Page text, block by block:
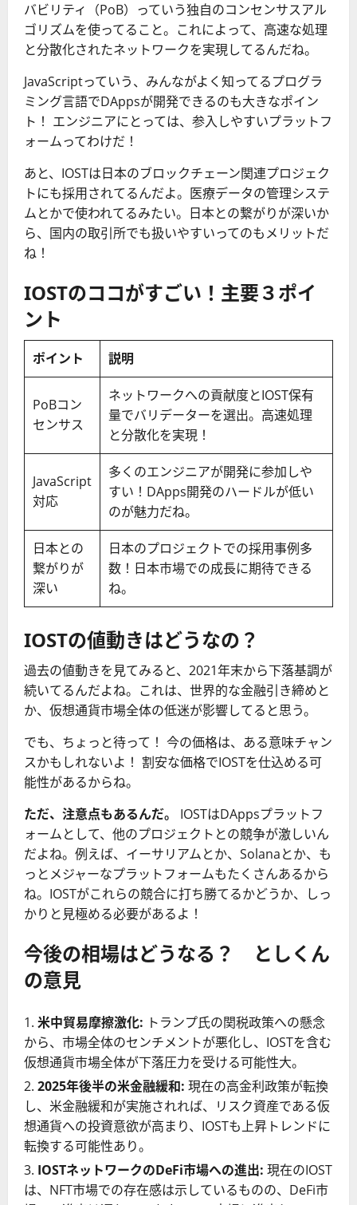
バビリティ（PoB）っていう独自のコンセンサスアル
ゴリズムを使ってること。これによって、高速な処理
と分散化されたネットワークを実現してるんだね。
JavaScriptっていう、みんながよく知ってるプログラ
ミング言語でDAppsが開発できるのも大きなポイン
ト！ エンジニアにとっては、参入しやすいプラットフ
ォームってわけだ！
あと、IOSTは日本のブロックチェーン関連プロジェク
トにも採用されてるんだよ。医療データの管理システ
ムとかで使われてるみたい。日本との繋がりが深いか
ら、国内の取引所でも扱いやすいってのもメリットだ
ね！
IOSTのココがすごい！主要３ポイ
ント
ポイント 説明
PoBコン
センサス
ネットワークへの貢献度とIOST保有
量でバリデーターを選出。高速処理
と分散化を実現！
JavaScript
対応
多くのエンジニアが開発に参加しや
すい！DApps開発のハードルが低い
のが魅力だね。
日本との
繋がりが
深い
日本のプロジェクトでの採用事例多
数！日本市場での成長に期待できる
ね。
IOSTの値動きはどうなの？
過去の値動きを見てみると、2021年末から下落基調が
続いてるんだよね。これは、世界的な金融引き締めと
か、仮想通貨市場全体の低迷が影響してると思う。
でも、ちょっと待って！ 今の価格は、ある意味チャン
スかもしれないよ！ 割安な価格でIOSTを仕込める可
能性があるからね。
ただ、注意点もあるんだ。
IOSTはDAppsプラットフ
ォームとして、他のプロジェクトとの競争が激しいん
だよね。例えば、イーサリアムとか、Solanaとか、も
っとメジャーなプラットフォームもたくさんあるから
ね。IOSTがこれらの競合に打ち勝てるかどうか、しっ
かりと見極める必要があるよ！
今後の相場はどうなる？ としくん
の意見
米中貿易摩擦激化: トランプ氏の関税政策への懸念
から、市場全体のセンチメントが悪化し、IOSTを含む
仮想通貨市場全体が下落圧力を受ける可能性大。
2025年後半の米金融緩和: 現在の高金利政策が転換
し、米金融緩和が実施されれば、リスク資産である仮
想通貨への投資意欲が高まり、IOSTも上昇トレンドに
転換する可能性あり。
IOSTネットワークのDeFi市場への進出: 現在のIOST
は、NFT市場での存在感は示しているものの、DeFi市